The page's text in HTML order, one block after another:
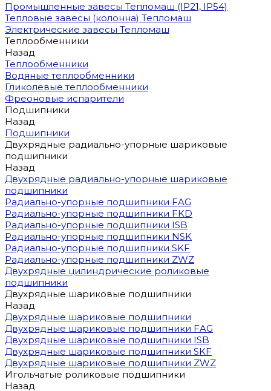
Промышленные завесы Тепломаш (IP21, IP54)
Тепловые завесы (колонна) Тепломаш
Электрические завесы Тепломаш
Теплообменники
Назад
Теплообменники
Водяные теплообменники
Гликолевые теплообменники
Фреоновые испарители
Подшипники
Назад
Подшипники
Двухрядные радиально-упорные шариковые
подшипники
Назад
Двухрядные радиально-упорные шариковые
подшипники
Радиально-упорные подшипники FAG
Радиально-упорные подшипники FKD
Радиально-упорные подшипники ISB
Радиально-упорные подшипники NSK
Радиально-упорные подшипники SKF
Радиально-упорные подшипники ZWZ
Двухрядные цилиндрические роликовые
подшипники
Двухрядные шариковые подшипники
Назад
Двухрядные шариковые подшипники
Двухрядные шариковые подшипники FAG
Двухрядные шариковые подшипники ISB
Двухрядные шариковые подшипники SKF
Двухрядные шариковые подшипники ZWZ
Игольчатые роликовые подшипники
Назад